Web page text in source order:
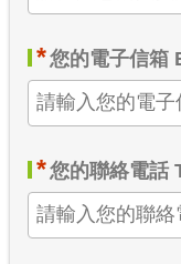
*您的電子信箱
*您的聯絡電話